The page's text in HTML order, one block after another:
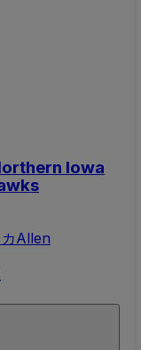
Iowa
Allen